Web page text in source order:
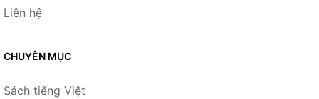
Liên hệ
CHUYÊN MỤC
Sách tiếng Việt